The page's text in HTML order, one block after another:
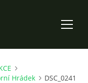
Hrádek
DSC_0241